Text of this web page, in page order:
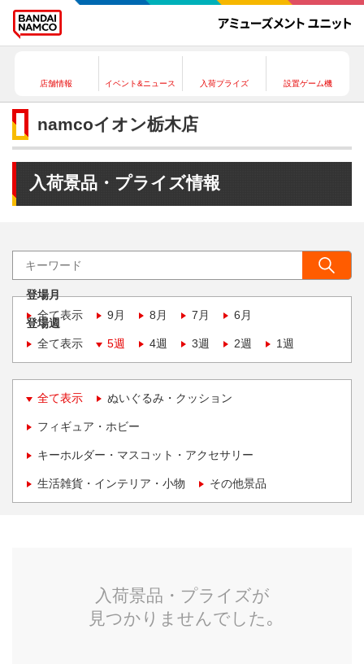
店舗情報 イベント&ニュース 入荷プライズ 設置ゲーム機
namcoイオン栃木店
入荷景品・プライズ情報
登場月
全て表示
9月 8月 7月 6月
登場週
全て表示
5週 4週 3週 2週 1週
全て表示 ぬいぐるみ・クッション
フィギュア・ホビー
キーホルダー・マスコット・アクセサリー
生活雑貨・インテリア・小物 その他景品